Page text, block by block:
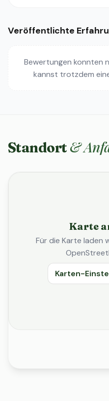
Veröffentlichte
Bewertungen konnten
kannst trotzdem
Standort &
Karte
Für die Karte laden
Karten-